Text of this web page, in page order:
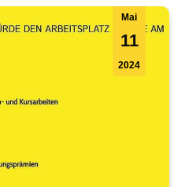
Mai
11
2024